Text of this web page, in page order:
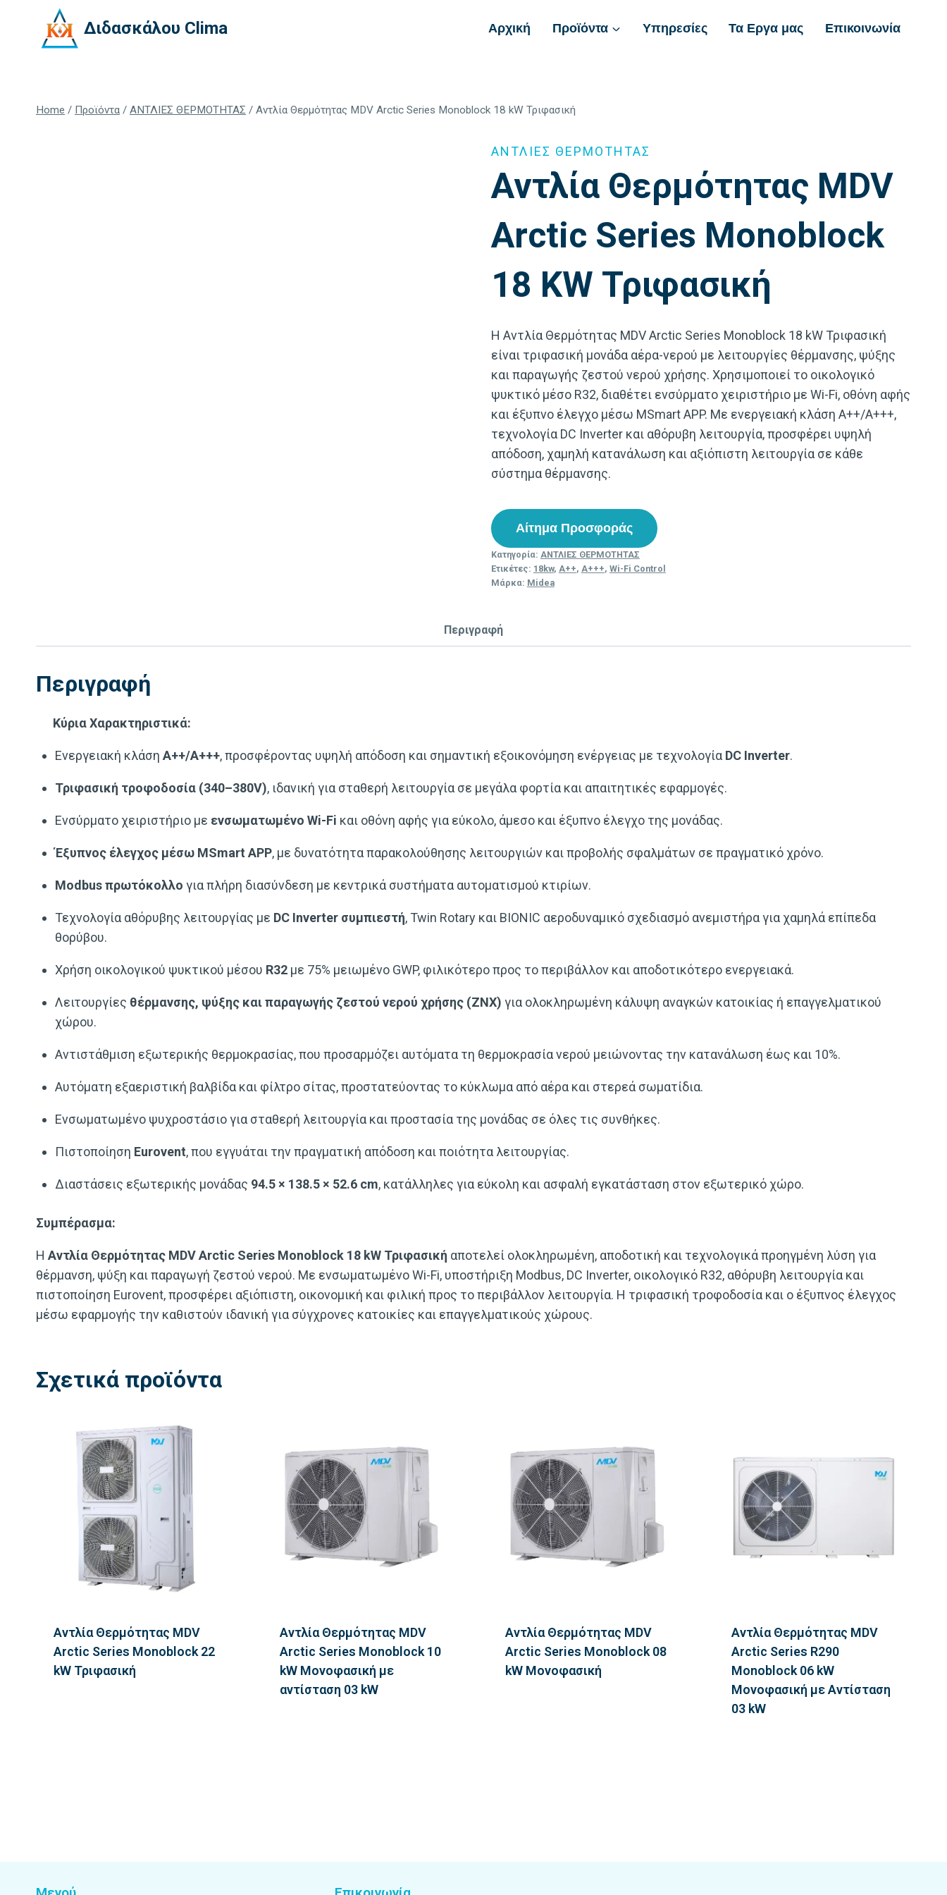
content
Διδασκάλου Clima Αρχική Προϊόντα Υπηρεσίες Τα Εργα μας Επικοινωνία
Home / Προϊόντα / ΑΝΤΛΙΕΣ ΘΕΡΜΟΤΗΤΑΣ / Αντλία Θερμότητας MDV Arctic Series Monoblock 18 kW Τριφασική
ΑΝΤΛΙΕΣ ΘΕΡΜΟΤΗΤΑΣ
Αντλία Θερμότητας MDV
Arctic Series Monoblock
18 KW Τριφασική
Η Αντλία Θερμότητας MDV Arctic Series Monoblock 18 kW Τριφασική
είναι τριφασική μονάδα αέρα-νερού με λειτουργίες θέρμανσης, ψύξης
και παραγωγής ζεστού νερού χρήσης. Χρησιμοποιεί το οικολογικό
ψυκτικό μέσο R32, διαθέτει ενσύρματο χειριστήριο με Wi-Fi, οθόνη αφής
και έξυπνο έλεγχο μέσω MSmart APP. Με ενεργειακή κλάση A++/A+++,
τεχνολογία DC Inverter και αθόρυβη λειτουργία, προσφέρει υψηλή
απόδοση, χαμηλή κατανάλωση και αξιόπιστη λειτουργία σε κάθε
σύστημα θέρμανσης.
Αίτημα Προσφοράς
Κατηγορία: ΑΝΤΛΙΕΣ ΘΕΡΜΟΤΗΤΑΣ
Ετικέτες: 18kw, A++, A+++, Wi-Fi Control
Μάρκα: Midea
Περιγραφή
Περιγραφή
Κύρια Χαρακτηριστικά:
Ενεργειακή κλάση A++/A+++, προσφέροντας υψηλή απόδοση και σημαντική εξοικονόμηση ενέργειας με τεχνολογία DC Inverter.
Τριφασική τροφοδοσία (340–380V), ιδανική για σταθερή λειτουργία σε μεγάλα φορτία και απαιτητικές εφαρμογές.
Ενσύρματο χειριστήριο με ενσωματωμένο Wi-Fi και οθόνη αφής για εύκολο, άμεσο και έξυπνο έλεγχο της μονάδας.
Έξυπνος έλεγχος μέσω MSmart APP, με δυνατότητα παρακολούθησης λειτουργιών και προβολής σφαλμάτων σε πραγματικό χρόνο.
Modbus πρωτόκολλο για πλήρη διασύνδεση με κεντρικά συστήματα αυτοματισμού κτιρίων.
Τεχνολογία αθόρυβης λειτουργίας με DC Inverter συμπιεστή, Twin Rotary και BIONIC αεροδυναμικό σχεδιασμό ανεμιστήρα για χαμηλά επίπεδα
θορύβου.
Χρήση οικολογικού ψυκτικού μέσου R32 με 75% μειωμένο GWP, φιλικότερο προς το περιβάλλον και αποδοτικότερο ενεργειακά.
Λειτουργίες θέρμανσης, ψύξης και παραγωγής ζεστού νερού χρήσης (ΖΝΧ) για ολοκληρωμένη κάλυψη αναγκών κατοικίας ή επαγγελματικού
χώρου.
Αντιστάθμιση εξωτερικής θερμοκρασίας, που προσαρμόζει αυτόματα τη θερμοκρασία νερού μειώνοντας την κατανάλωση έως και 10%.
Αυτόματη εξαεριστική βαλβίδα και φίλτρο σίτας, προστατεύοντας το κύκλωμα από αέρα και στερεά σωματίδια.
Ενσωματωμένο ψυχροστάσιο για σταθερή λειτουργία και προστασία της μονάδας σε όλες τις συνθήκες.
Πιστοποίηση Eurovent, που εγγυάται την πραγματική απόδοση και ποιότητα λειτουργίας.
Διαστάσεις εξωτερικής μονάδας 94.5 × 138.5 × 52.6 cm, κατάλληλες για εύκολη και ασφαλή εγκατάσταση στον εξωτερικό χώρο.
Συμπέρασμα:
Η Αντλία Θερμότητας MDV Arctic Series Monoblock 18 kW Τριφασική αποτελεί ολοκληρωμένη, αποδοτική και τεχνολογικά προηγμένη λύση για
θέρμανση, ψύξη και παραγωγή ζεστού νερού. Με ενσωματωμένο Wi-Fi, υποστήριξη Modbus, DC Inverter, οικολογικό R32, αθόρυβη λειτουργία και
πιστοποίηση Eurovent, προσφέρει αξιόπιστη, οικονομική και φιλική προς το περιβάλλον λειτουργία. Η τριφασική τροφοδοσία και ο έξυπνος έλεγχος
μέσω εφαρμογής την καθιστούν ιδανική για σύγχρονες κατοικίες και επαγγελματικούς χώρους.
Σχετικά προϊόντα
Αντλία Θερμότητας MDV
Arctic Series Monoblock 22
kW Τριφασική
Αντλία Θερμότητας MDV
Arctic Series Monoblock 10
kW Μονοφασική με
αντίσταση 03 kW
Αντλία Θερμότητας MDV
Arctic Series Monoblock 08
kW Μονοφασική
Αντλία Θερμότητας MDV
Arctic Series R290
Monoblock 06 kW
Μονοφασική με Αντίσταση
03 kW